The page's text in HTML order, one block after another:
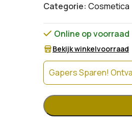
Categorie: Cosmetica
Online op voorraad
Bekijk winkelvoorraad
Gapers Sparen!